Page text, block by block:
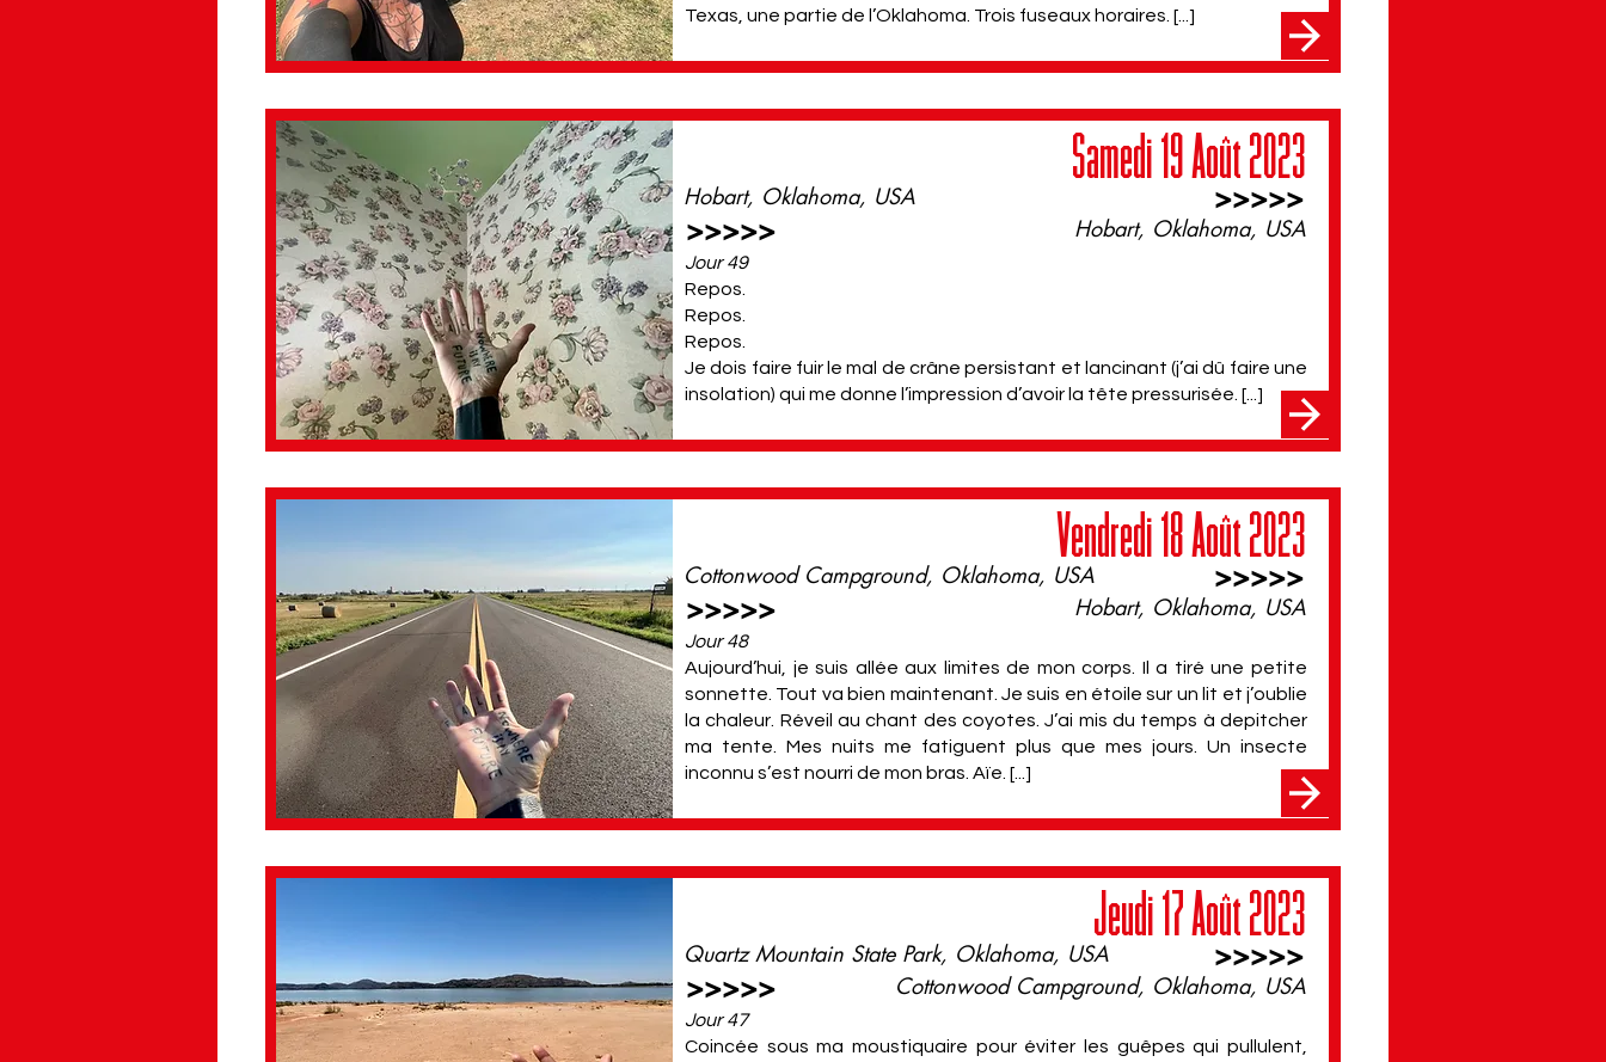
Texas, une partie de l’Oklahoma. Trois fuseaux horaires. [...]
Hobart, Oklahoma, USA
Samedi 19 Août 2023
Hobart, Oklahoma, USA
>>>>>
>>>>>
Jour 49
Repos.
Repos.
Repos.
Je dois faire fuir le mal de crâne persistant et lancinant (j’ai dû faire une
insolation) qui me donne l’impression d’avoir la tête pressurisée. [...]
Cottonwood Campground, Oklahoma, USA
Vendredi 18 Août 2023
Hobart, Oklahoma, USA
>>>>>
>>>>>
Jour 48
Aujourd’hui, je suis allée aux limites de mon corps. Il a tiré une petite
sonnette. Tout va bien maintenant. Je suis en étoile sur un lit et j’oublie
la chaleur. Réveil au chant des coyotes. J’ai mis du temps à depitcher
ma tente. Mes nuits me fatiguent plus que mes jours. Un insecte
inconnu s’est nourri de mon bras. Aïe. [...]
Quartz Mountain State Park, Oklahoma, USA
Jeudi 17 Août 2023
Cottonwood Campground, Oklahoma, USA
>>>>>
>>>>>
Jour 47
Coincée sous ma moustiquaire pour éviter les guêpes qui pullulent,